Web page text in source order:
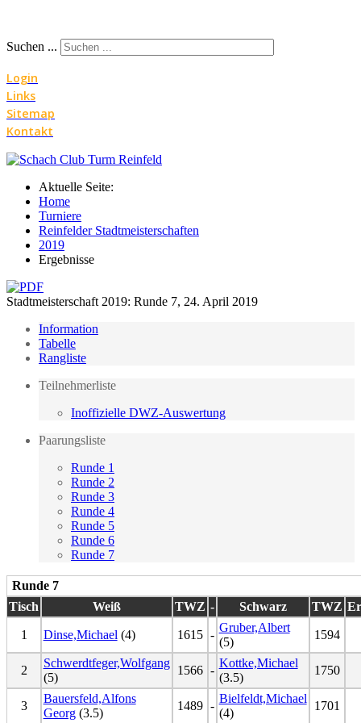
Suchen ...
Login
Links
Sitemap
Kontakt
Aktuelle Seite:
Home
Turniere
Reinfelder Stadtmeisterschaften
2019
Ergebnisse
Stadtmeisterschaft 2019: Runde 7, 24. April 2019
Information
Tabelle
Rangliste
Teilnehmerliste
Inoffizielle DWZ-Auswertung
Paarungsliste
Runde 1
Runde 2
Runde 3
Runde 4
Runde 5
Runde 6
Runde 7
Runde 7
Tisch
Weiß TWZ - Schwarz TWZ
1 Dinse,Michael (4) 1615 -
Gruber,Albert
(5)
1594
2
Schwerdtfeger,Wolfgang
(5)
1566 -
Kottke,Michael
(3.5)
1750
3
Bauersfeld,Alfons
Georg(3.5)
1489 -
Bielfeldt,Michael
(4)
1701